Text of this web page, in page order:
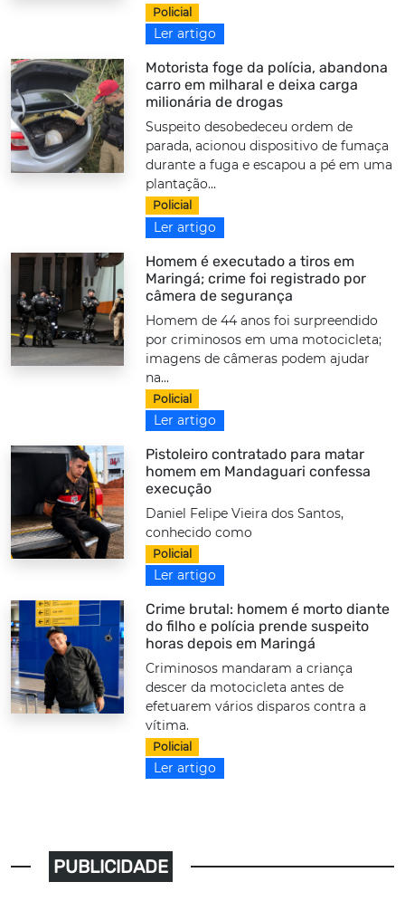
Policial
Ler artigo
Motorista foge da polícia, abandona
carro em milharal e deixa carga
milionária de drogas
Suspeito desobedeceu ordem de
parada, acionou dispositivo de fumaça
durante a fuga e escapou a pé em uma
plantação...
Policial
Ler artigo
Homem é executado a tiros em
Maringá; crime foi registrado por
câmera de segurança
Homem de 44 anos foi surpreendido
por criminosos em uma motocicleta;
imagens de câmeras podem ajudar
na...
Policial
Ler artigo
Pistoleiro contratado para matar
homem em Mandaguari confessa
execução
Daniel Felipe Vieira dos Santos,
conhecido como
Policial
Ler artigo
Crime brutal: homem é morto diante
do filho e polícia prende suspeito
horas depois em Maringá
Criminosos mandaram a criança
descer da motocicleta antes de
efetuarem vários disparos contra a
vítima.
Policial
Ler artigo
PUBLICIDADE